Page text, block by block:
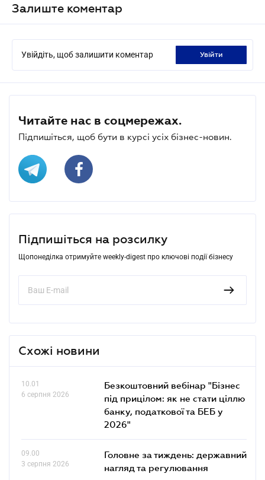
Залиште коментар
Увійдіть, щоб залишити коментар увійти
Читайте нас в соцмережах.
Підпишіться, щоб бути в курсі усіх бізнес-новин.
Підпишіться на розсилку
Щопонеділка отримуйте weekly-digest про ключові події бізнесу
Схожі новини
10.01
6 серпня 2026
Безкоштовний вебінар "Бізнес
під прицілом: як не стати ціллю
банку, податкової та БЕБ у
2026"
09.00
3 серпня 2026
Головне за тиждень: державний
нагляд та регулювання